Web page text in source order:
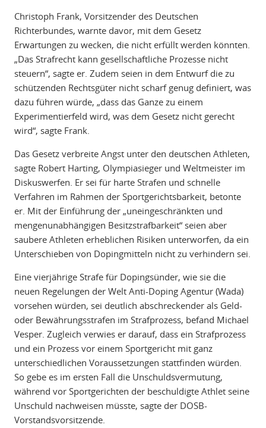
Christoph Frank, Vorsitzender des Deutschen
Richterbundes, warnte davor, mit dem Gesetz
Erwartungen zu wecken, die nicht erfüllt werden könnten.
„Das Strafrecht kann gesellschaftliche Prozesse nicht
steuern“, sagte er. Zudem seien in dem Entwurf die zu
schützenden Rechtsgüter nicht scharf genug definiert, was
dazu führen würde, „dass das Ganze zu einem
Experimentierfeld wird, was dem Gesetz nicht gerecht
wird“, sagte Frank.
Das Gesetz verbreite Angst unter den deutschen Athleten,
sagte Robert Harting, Olympiasieger und Weltmeister im
Diskuswerfen. Er sei für harte Strafen und schnelle
Verfahren im Rahmen der Sportgerichtsbarkeit, betonte
er. Mit der Einführung der „uneingeschränkten und
mengenunabhängigen Besitzstrafbarkeit“ seien aber
saubere Athleten erheblichen Risiken unterworfen, da ein
Unterschieben von Dopingmitteln nicht zu verhindern sei.
Eine vierjährige Strafe für Dopingsünder, wie sie die
neuen Regelungen der Welt Anti-Doping Agentur (Wada)
vorsehen würden, sei deutlich abschreckender als Geld-
oder Bewährungsstrafen im Strafprozess, befand Michael
Vesper. Zugleich verwies er darauf, dass ein Strafprozess
und ein Prozess vor einem Sportgericht mit ganz
unterschiedlichen Voraussetzungen stattfinden würden.
So gebe es im ersten Fall die Unschuldsvermutung,
während vor Sportgerichten der beschuldigte Athlet seine
Unschuld nachweisen müsste, sagte der DOSB-
Vorstandsvorsitzende.